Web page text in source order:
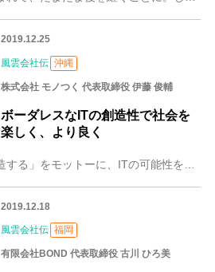
2019.12.25
風雲会社伝 沖縄
株式会社 モノつく 代表取締役 伊藤 俊輔
ボーダレスなITの創造性で社会を
楽しく、より良く
2019.12.18
風雲会社伝 福岡
有限会社BOND 代表取締役 古川 ひろ美